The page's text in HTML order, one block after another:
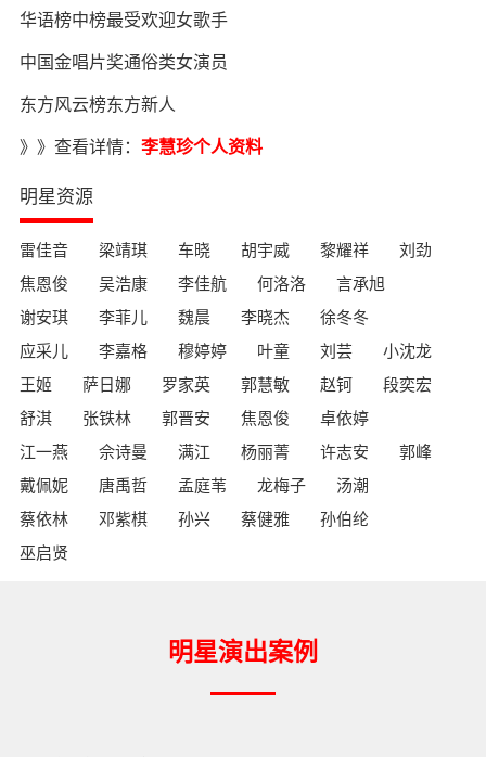
华语榜中榜最受欢迎女歌手
中国金唱片奖通俗类女演员
东方风云榜东方新人
》》查看详情： 李慧珍个人资料
明星资源
雷佳音 梁靖琪 车晓 胡宇威 黎耀祥
刘劲
焦恩俊
吴浩康 李佳航 何洛洛
言承旭
谢安琪
李菲儿 魏晨 李晓杰
徐冬冬
应采儿
李嘉格 穆婷婷 叶童 刘芸
小沈龙
王姬
萨日娜 罗家英 郭慧敏 赵钶
段奕宏
舒淇
张铁林 郭晋安 焦恩俊
卓依婷
江一燕
佘诗曼 满江 杨丽菁 许志安
郭峰
戴佩妮
唐禹哲 孟庭苇 龙梅子
汤潮
蔡依林
邓紫棋 孙兴 蔡健雅
孙伯纶
巫启贤
明星演出案例